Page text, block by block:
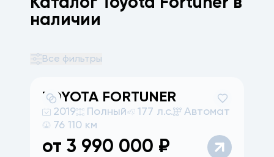
наличии
TOYOTA FORTUNER
2019 Полный 177 л.с.
Автомат
76 110 км
от 3 990 000 ₽
Все фильтры